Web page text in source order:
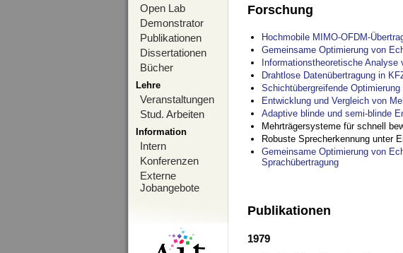
Open Lab
Demonstrator
Publikationen
Dissertationen
Bücher
Lehre
Veranstaltungen
Stud. Arbeiten
Information
Intern
Konferenzen
Externe
Jobangebote
Forschung
Hochmobile MIMO-OFDM-
Gemeinsame Optimierung von
Informationstheoretische
Drahtlose Datenübertragung in
Schichtübergreifende
Entwicklung und Vergleich von
Adaptive blinde und semi-blinde
Mehrträgersysteme für schnell
Robuste Sprecherkennung unter
Gemeinsame Optimierung von
Sprachübertragung
Publikationen
1979